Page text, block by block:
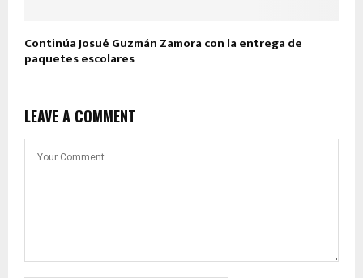
Continúa Josué Guzmán Zamora con la entrega de
paquetes escolares
LEAVE A COMMENT